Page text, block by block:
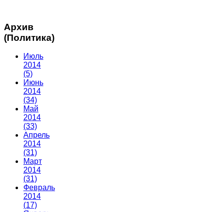
Архив
(Политика)
Июль
2014
(5)
Июнь
2014
(34)
Май
2014
(33)
Апрель
2014
(31)
Март
2014
(31)
Февраль
2014
(17)